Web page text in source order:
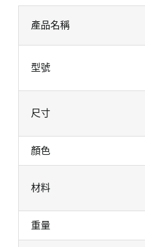
產品名稱
型號
尺寸
顏色
材料
重量